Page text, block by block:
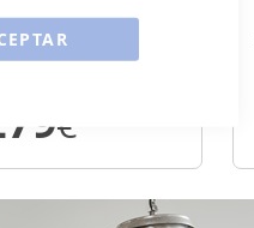
GD48S5
S
€